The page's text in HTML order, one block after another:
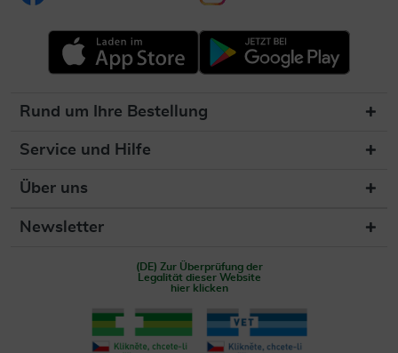
Rund um Ihre Bestellung
Service und Hilfe
Über uns
Newsletter
(DE) Zur Überprüfung der
Legalität dieser Website
hier klicken